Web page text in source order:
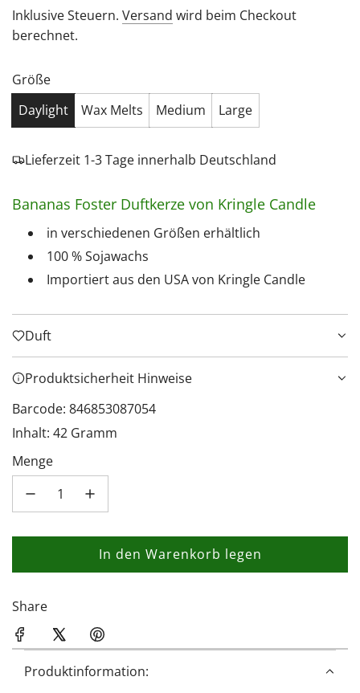
Preis
Inklusive Steuern. Versand wird beim Checkout
berechnet.
Größe
Daylight
Wax Melts Medium Large
Lieferzeit 1-3 Tage innerhalb Deutschland
Bananas Foster Duftkerze von Kringle Candle
in verschiedenen Größen erhältlich
100 % Sojawachs
Importiert aus den USA von Kringle Candle
Duft
Produktsicherheit Hinweise
Barcode: 846853087054
Inhalt: 42 Gramm
Menge
In den Warenkorb legen
L
n
Share
Produktinformation: